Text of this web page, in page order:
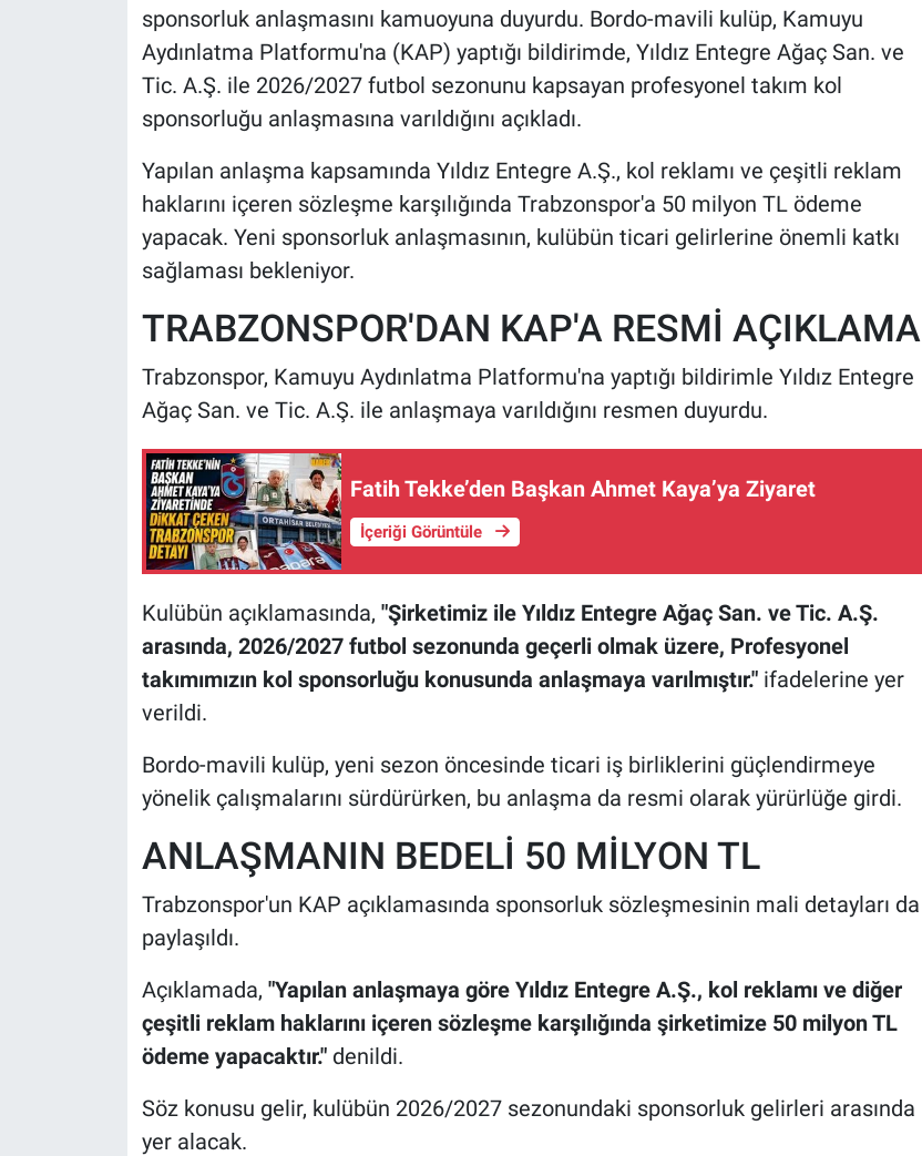
sponsorluk anlaşmasını kamuoyuna duyurdu. Bordo-mavili kulüp, Kamuyu
Aydınlatma Platformu'na (KAP) yaptığı bildirimde, Yıldız Entegre Ağaç San. ve
Tic. A.Ş. ile 2026/2027 futbol sezonunu kapsayan profesyonel takım kol
sponsorluğu anlaşmasına varıldığını açıkladı.
Yapılan anlaşma kapsamında Yıldız Entegre A.Ş., kol reklamı ve çeşitli reklam
haklarını içeren sözleşme karşılığında Trabzonspor'a 50 milyon TL ödeme
yapacak. Yeni sponsorluk anlaşmasının, kulübün ticari gelirlerine önemli katkı
sağlaması bekleniyor.
TRABZONSPOR'DAN KAP'A RESMİ AÇIKLAMA
Trabzonspor, Kamuyu Aydınlatma Platformu'na yaptığı bildirimle Yıldız Entegre
Ağaç San. ve Tic. A.Ş. ile anlaşmaya varıldığını resmen duyurdu.
Fatih Tekke’den Başkan Ahmet Kaya’ya Ziyaret
İçeriği Görüntüle
Kulübün açıklamasında, "Şirketimiz ile Yıldız Entegre Ağaç San. ve Tic. A.Ş.
arasında, 2026/2027 futbol sezonunda geçerli olmak üzere, Profesyonel
takımımızın kol sponsorluğu konusunda anlaşmaya varılmıştır."ifadelerine yer
verildi.
Bordo-mavili kulüp, yeni sezon öncesinde ticari iş birliklerini güçlendirmeye
yönelik çalışmalarını sürdürürken, bu anlaşma da resmi olarak yürürlüğe girdi.
ANLAŞMANIN BEDELİ 50 MİLYON TL
Trabzonspor'un KAP açıklamasında sponsorluk sözleşmesinin mali detayları da
paylaşıldı.
Açıklamada, "Yapılan anlaşmaya göre Yıldız Entegre A.Ş., kol reklamı ve diğer
çeşitli reklam haklarını içeren sözleşme karşılığında şirketimize 50 milyon TL
ödeme yapacaktır."denildi.
Söz konusu gelir, kulübün 2026/2027 sezonundaki sponsorluk gelirleri arasında
yer alacak.
MAGAZİN
Bilim, Teknoloji